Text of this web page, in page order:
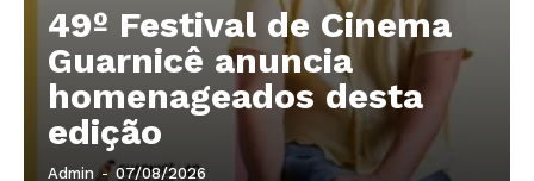
49º Festival de Cinema
Guarnicê anuncia
homenageados desta
edição
Admin - 07/08/2026